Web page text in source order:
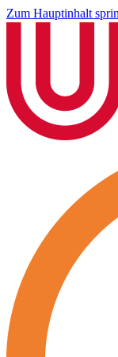
Zum Hauptinhalt